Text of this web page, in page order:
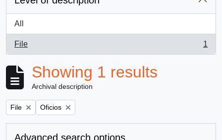
All
File
, 1 results
1
Showing 1 results
Archival description
Remove filter:
File Remove filter:
Oficios
Advanced search options